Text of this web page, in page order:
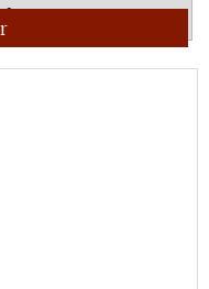
lager